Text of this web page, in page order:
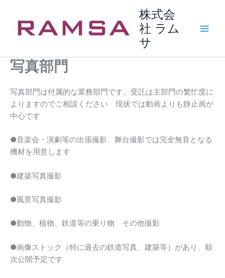
株式会
社 ラム
サ
写真部門
写真部門は付属的な業務部門です。受託は主部門の繁忙度に
よりますのでご相談ください 現状では動画よりも静止画が
中心です
●音楽会・演劇等の出張撮影 舞台撮影では完全無音となる
機材を用意します
●建築写真撮影
●風景写真撮影
●動物、植物、鉄道等の乗り物 その他撮影
●画像ストック（特に過去の鉄道写真、建築等）があり、順
次公開予定です